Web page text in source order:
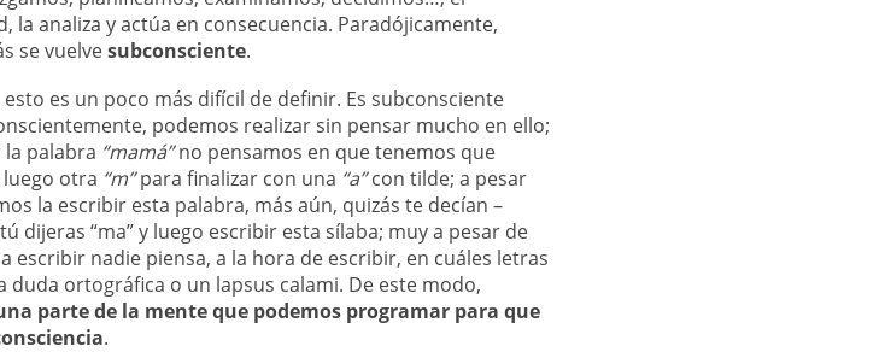
analiza y actúa en consecuencia. Paradójicamente,
se vuelvesubconsciente.
esto es un poco más difícil de definir. Es subconsciente
podemos realizar sin pensar mucho en ello;
palabra “mamá”no pensamos en que tenemos que
luego otra “m”para finalizar con una “a”con tilde; a pesar
la escribir esta palabra, más aún, quizás te decían –
dijeras “ma” y luego escribir esta sílaba; muy a pesar de
escribir nadie piensa, a la hora de escribir, en cuáles letras
duda ortográfica o un lapsus calami. De este modo,
parte de la mente que podemos programar para que
.